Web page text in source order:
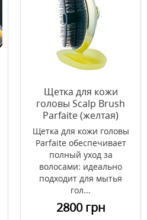
Щетка для кожи
головы Scalp Brush
Parfaite (желтая)
Щетка для кожи головы
Parfaite обеспечивает
полный уход за
волосами: идеально
подходит для мытья
гол...
2800 грн